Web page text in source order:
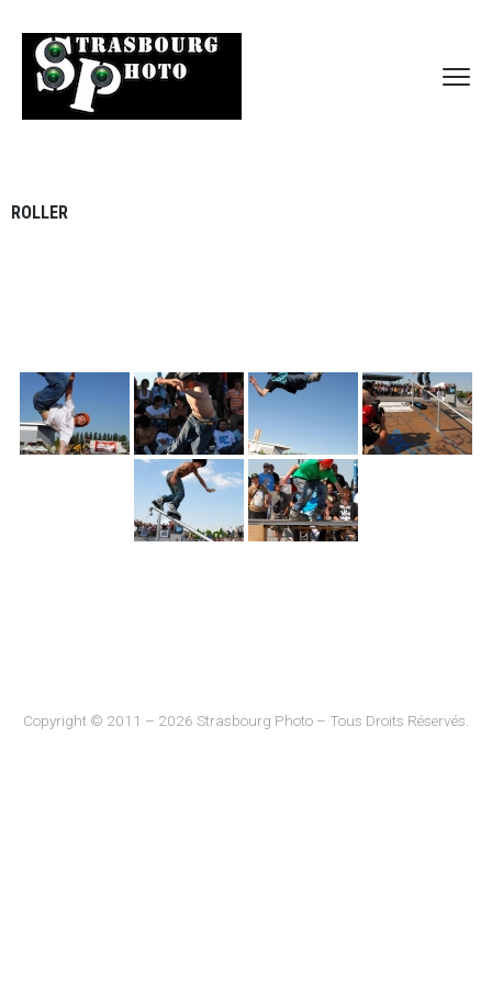
ROLLER
Copyright © 2011 – 2026 Strasbourg Photo – Tous Droits Réservés.